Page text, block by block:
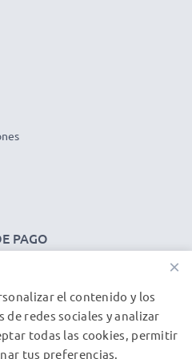
PAGO
ENVÍO
×
el contenido y los
redes sociales y analizar
todas las cookies, permitir
tus preferencias.